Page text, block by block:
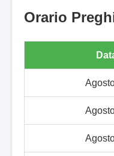
Orario